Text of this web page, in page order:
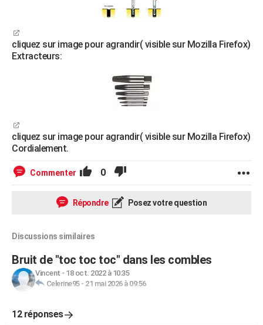
cliquez sur image pour agrandir( visible sur Mozilla Firefox)
Extracteurs:
cliquez sur image pour agrandir( visible sur Mozilla Firefox)
Cordialement.
Commenter 0
Répondre Posez votre question
Discussions similaires
Bruit de "toc toc toc" dans les combles
Vincent - 18 oct. 2022 à 10:35
Celerine95- 21 mai 2026 à 09:56
12 réponses